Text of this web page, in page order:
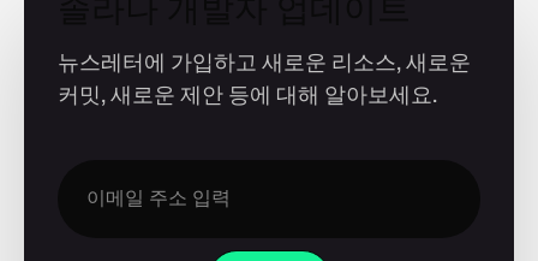
뉴스레터에 가입하고 새로운 리소스, 새로운
커밋, 새로운 제안 등에 대해 알아보세요.